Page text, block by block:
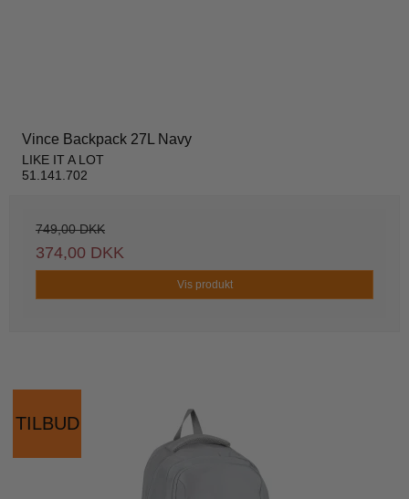
Vince Backpack 27L Navy
LIKE IT A LOT
51.141.702
749,00 DKK
374,00 DKK
Vis produkt
TILBUD